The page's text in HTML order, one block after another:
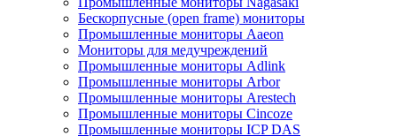
Бескорпусные (open frame) мониторы
Промышленные мониторы Aaeon
Мониторы для медучреждений
Промышленные мониторы Adlink
Промышленные мониторы Arbor
Промышленные мониторы Arestech
Промышленные мониторы Cincoze
Промышленные мониторы ICP DAS